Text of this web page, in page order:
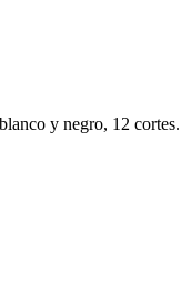
y negro, 12 cortes.